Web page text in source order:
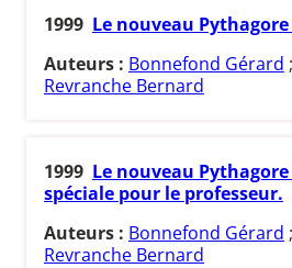
1999 Le nouveau Pythagore
Auteurs : Bonnefond Gérard ;
Revranche Bernard
1999 Le nouveau
spéciale pour le professeur.
Auteurs : Bonnefond Gérard ;
Revranche Bernard